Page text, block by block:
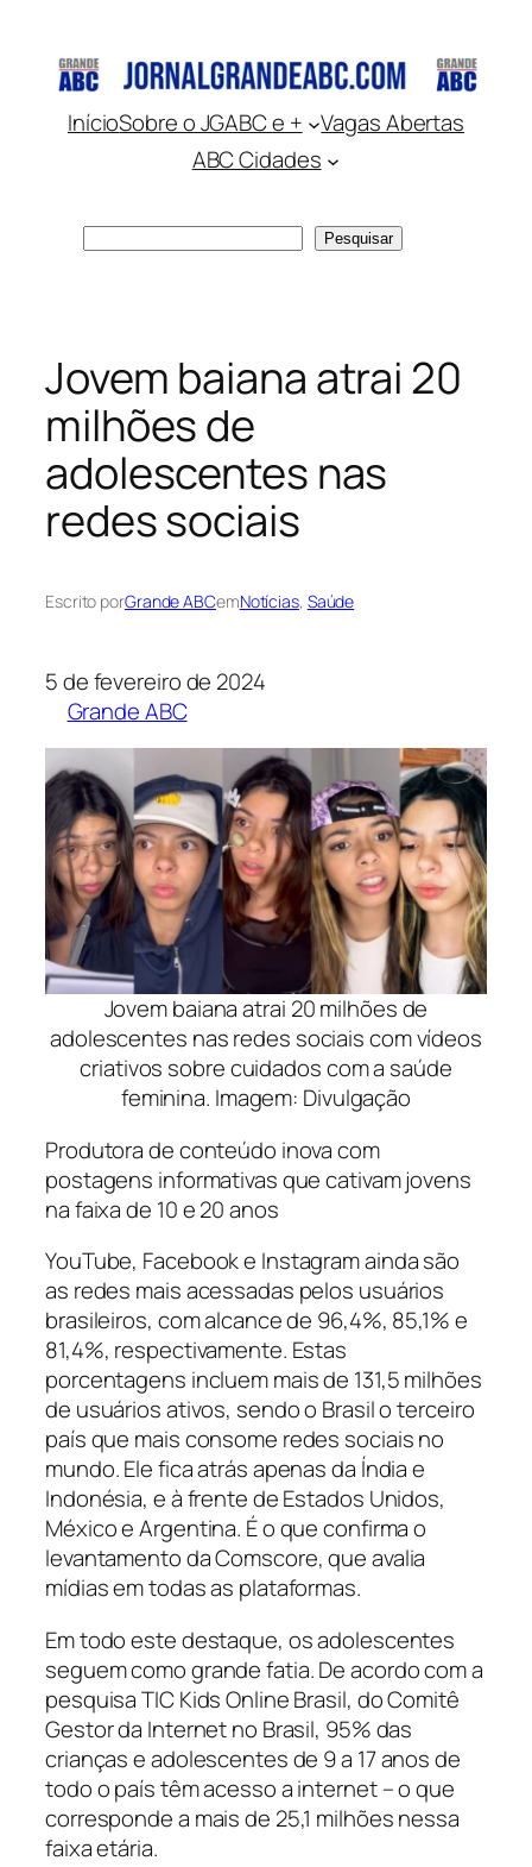
conteúdo
InícioSobre o JGABC e +
Vagas Abertas
ABC Cidades
Pesquisar
Jovem baiana atrai 20
milhões de
adolescentes nas
redes sociais
Escrito porGrande ABCemNotícias, Saúde
5 de fevereiro de 2024
Grande ABC
Jovem baiana atrai 20 milhões de
adolescentes nas redes sociais com vídeos
criativos sobre cuidados com a saúde
feminina. Imagem: Divulgação
Produtora de conteúdo inova com
postagens informativas que cativam jovens
na faixa de 10 e 20 anos
YouTube, Facebook e Instagram ainda são
as redes mais acessadas pelos usuários
brasileiros, com alcance de 96,4%, 85,1% e
81,4%, respectivamente. Estas
porcentagens incluem mais de 131,5 milhões
de usuários ativos, sendo o Brasil o terceiro
país que mais consome redes sociais no
mundo. Ele fica atrás apenas da Índia e
Indonésia, e à frente de Estados Unidos,
México e Argentina. É o que confirma o
levantamento da Comscore, que avalia
mídias em todas as plataformas.
Em todo este destaque, os adolescentes
seguem como grande fatia. De acordo com a
pesquisa TIC Kids Online Brasil, do Comitê
Gestor da Internet no Brasil, 95% das
crianças e adolescentes de 9 a 17 anos de
todo o país têm acesso a internet – o que
corresponde a mais de 25,1 milhões nessa
faixa etária.